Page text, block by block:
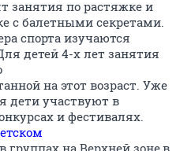
занятия по растяжке и
с балетными секретами.
спорта изучаются
детей 4-х лет занятия
на этот возраст. Уже
дети участвуют в
и фестивалях.
в группах на Верхней зоне,в